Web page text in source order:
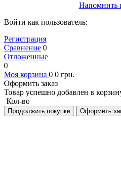
Напомнить
Войти как пользователь:
Регистрация
Сравнение 0
Отложенные
0
Моя корзина 0 0 грн.
Оформить заказ
Товар успешно добавлен в
Кол-во
Продолжить покупки Оформить